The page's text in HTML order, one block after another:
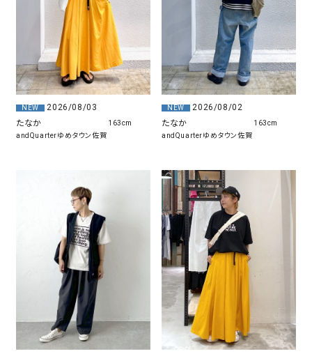
NEW
2026/08/03
たなか
andQuarterゆめタウン佐賀
163cm
NEW
2026/08/02
たなか
andQuarterゆめタウン佐賀
163cm